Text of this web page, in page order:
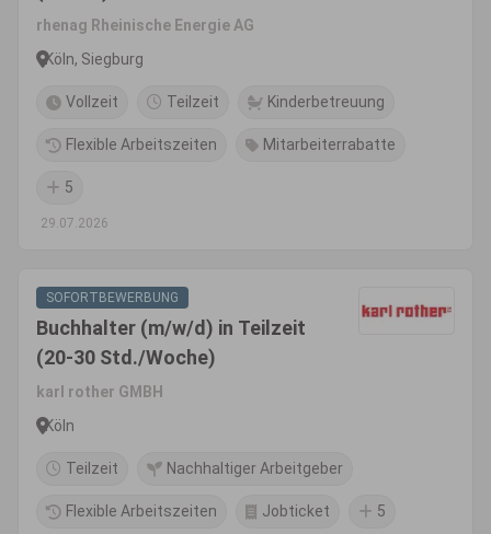
rhenag Rheinische Energie AG
Köln, Siegburg
Vollzeit Teilzeit Kinderbetreuung
Flexible Arbeitszeiten Mitarbeiterrabatte
5
29.07.2026
SOFORTBEWERBUNG
Buchhalter (m/w/d) in Teilzeit
(20-30 Std./Woche)
karl rother GMBH
Köln
Teilzeit Nachhaltiger Arbeitgeber
Flexible Arbeitszeiten Jobticket 5